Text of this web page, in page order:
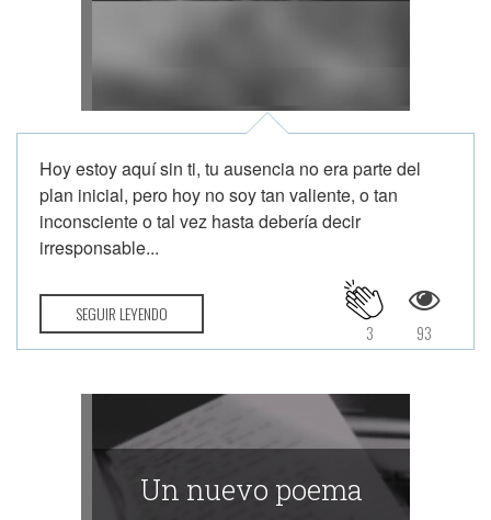
Hoy estoy aquí sin ti, tu ausencia no era parte del
plan inicial, pero hoy no soy tan valiente, o tan
inconsciente o tal vez hasta debería decir
irresponsable...
SEGUIR LEYENDO
93
3
Un nuevo poema